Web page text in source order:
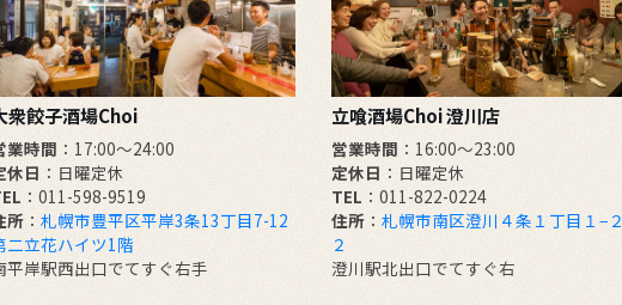
衆餃子酒場Choi
業時間 ：17:00～24:00
休日 ：日曜定休
：011-598-9519
所 ： 札幌市豊平区平岸3条13丁目7-12
二立花ハイツ1階
平岸駅西出口でてすぐ右手
立喰酒場Choi 澄川店
営業時間 ：16:00～23:00
定休日 ：日曜定休
TEL ：011-822-0224
住所 ： 札幌市南区澄川４条１丁目１−２
２
澄川駅北出口でてすぐ右